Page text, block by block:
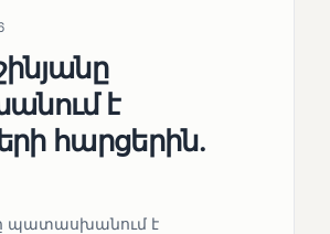
է
հարցերին․
պատասխանում է